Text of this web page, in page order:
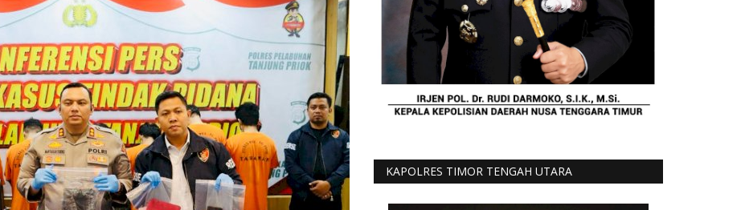
KAPOLRES TIMOR TENGAH UTARA